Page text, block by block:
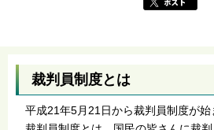
裁判員制度とは
平成21年5月21日から裁判員制度が始